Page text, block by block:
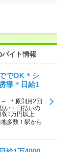
イト情報
でOK＊シ
導＊日給1
～ ＊原則月2回
い・日払いの
1万円以上
多数！駅から